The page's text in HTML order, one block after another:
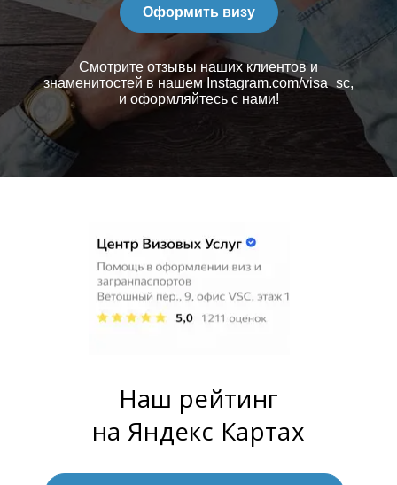
Оформить визу
Смотрите отзывы наших клиентов и
знаменитостей в нашем Instagram.com/visa_sc,
и оформляйтесь с нами!
Наш рейтинг
на Яндекс Картах